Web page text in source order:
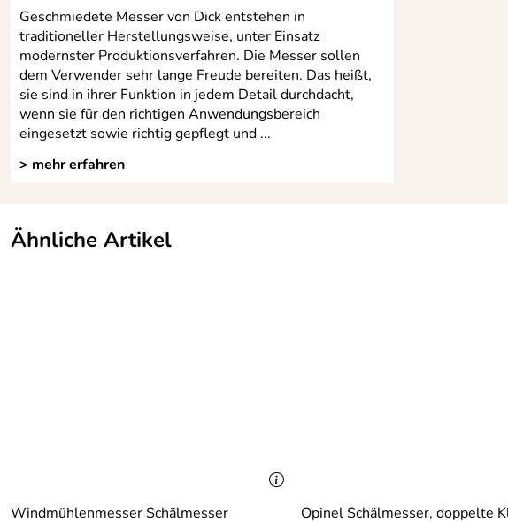
Geschmiedete Messer von Dick entstehen in
traditioneller Herstellungsweise, unter Einsatz
modernster Produktionsverfahren. Die Messer sollen
dem Verwender sehr lange Freude bereiten. Das heißt,
sie sind in ihrer Funktion in jedem Detail durchdacht,
wenn sie für den richtigen Anwendungsbereich
eingesetzt sowie richtig gepflegt und ...
> mehr erfahren
Ähnliche Artikel
Windmühlenmesser Schälmesser
Opinel Schälmesser, doppelte